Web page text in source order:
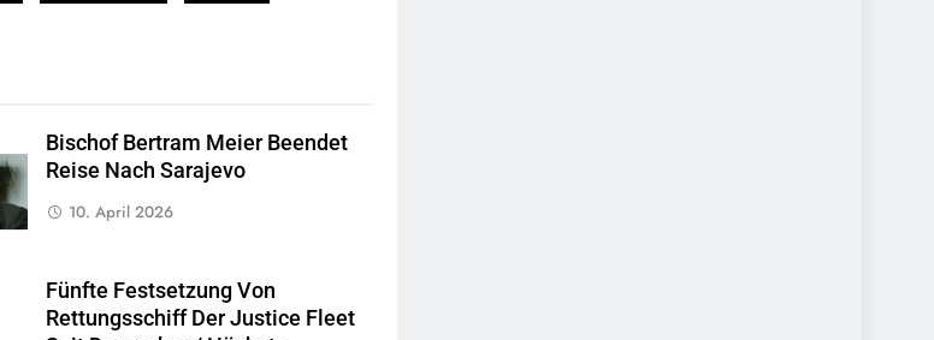
Bischof Bertram Meier Beendet
Reise Nach Sarajevo
10. April 2026
Fünfte Festsetzung Von
Rettungsschiff Der Justice Fleet